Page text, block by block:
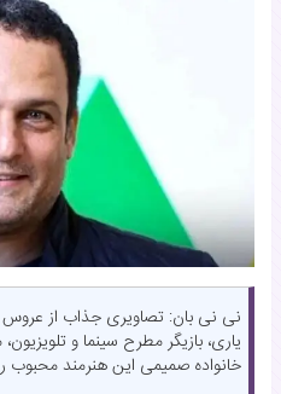
نی نی بان: تصاویری جذاب از
یاری، بازیگر مطرح سینما و
خانواده صمیمی این هنرمند محبوب را